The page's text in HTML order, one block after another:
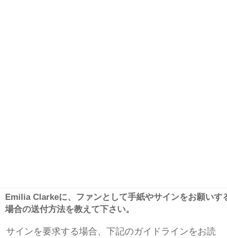
Emilia Clarkeに、ファンとして手紙やサインをお願いす
場合の送付方法を教えて下さい。
サインを要求する場合、下記のガイドラインをお読